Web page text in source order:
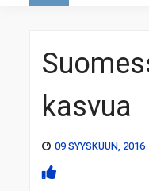
kasvua
09 SYYSKUUN, 2016